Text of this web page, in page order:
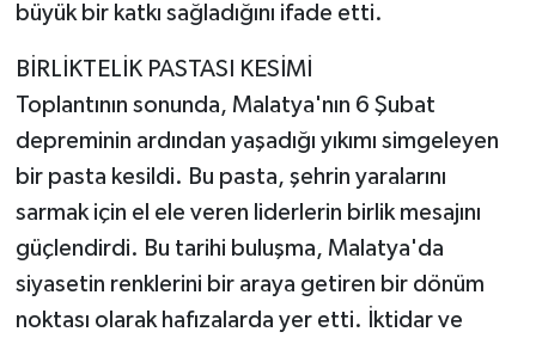
büyük bir katkı sağladığını ifade etti.
BİRLİKTELİK PASTASI KESİMİ
Toplantının sonunda, Malatya'nın 6 Şubat
depreminin ardından yaşadığı yıkımı simgeleyen
bir pasta kesildi. Bu pasta, şehrin yaralarını
sarmak için el ele veren liderlerin birlik mesajını
güçlendirdi. Bu tarihi buluşma, Malatya'da
siyasetin renklerini bir araya getiren bir dönüm
noktası olarak hafızalarda yer etti. İktidar ve